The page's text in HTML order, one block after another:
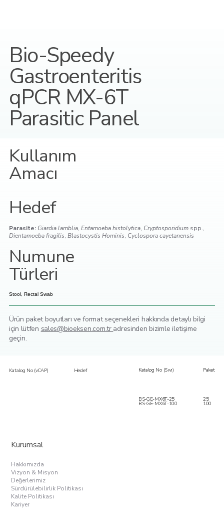
Bio-Speedy
Gastroenteritis
qPCR MX-6T
Parasitic Panel
Kullanım
Amacı
Hedef
Parasite: Giardia lamblia, Entamoeba histolytica, Cryptosporidiumspp.,
Dientamoeba fragilis, Blastocystis Hominis, Cyclospora cayetanensis
Numune
Türleri
Stool, Rectal Swab
Ürün paket boyutları ve format seçenekleri hakkında detaylı bilgi
için lütfen sales@bioeksen.com.tr adresinden bizimle iletişime
geçin.
Katalog No (vCAP) Hedef Katalog No (Sıvı) Paket
BS-GE-MX6T-25
BS-GE-MX6T-100
25
100
Kurumsal
Hakkımızda
Vizyon & Misyon
Değerlerimiz
Sürdürülebilirlik Politikası
Kalite Politikası
Kariyer